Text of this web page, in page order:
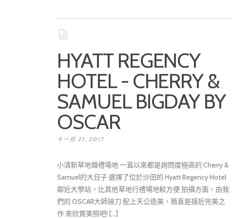
HYATT REGENCY
HOTEL - CHERRY &
SAMUEL BIGDAY BY
OSCAR
十一月 21, 2017
小清新草地婚禮場地 一直以來都是詢問度極高的 Cherry &
Samuel的大日子 選擇了位於沙田的 Hyatt Regency Hotel
鄰近大學站，比其他草地行禮場地較方便 拍攝方面，由我
們的 OSCAR大師操刀 配上天公造美，簡直是接近完美之
作 來欣賞美照吧! [...]